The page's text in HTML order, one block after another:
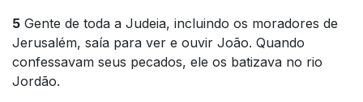
5 Gente de toda a Judeia, incluindo os moradores de
Jerusalém, saía para ver e ouvir João. Quando
confessavam seus pecados, ele os batizava no rio
Jordão.